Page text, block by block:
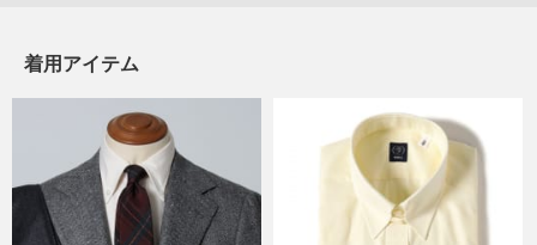
着用アイテム